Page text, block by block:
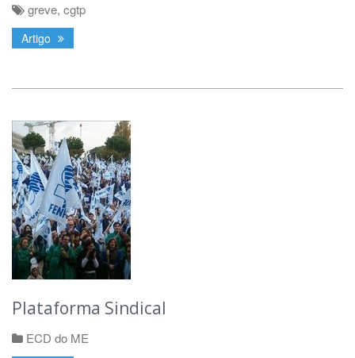
greve, cgtp
Artigo
Plataforma Sindical
ECD do ME